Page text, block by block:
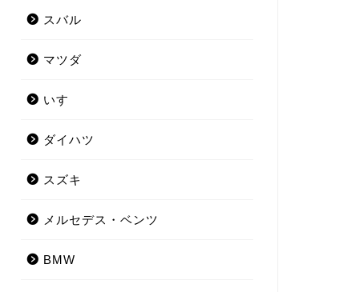
スバル
マツダ
いすゞ
ダイハツ
スズキ
メルセデス・ベンツ
BMW